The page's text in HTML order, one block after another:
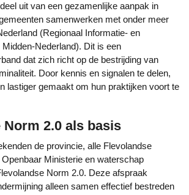
samenwerken met onder meer
(Regionaal Informatie- en
Nederland). Dit is een
dat zich richt op de bestrijding van
Door kennis en signalen te delen,
lastiger gemaakt om hun praktijken voort te
Norm 2.0 als basis
Ministerie en waterschap
Norm 2.0. Deze afspraak
alleen samen effectief bestreden